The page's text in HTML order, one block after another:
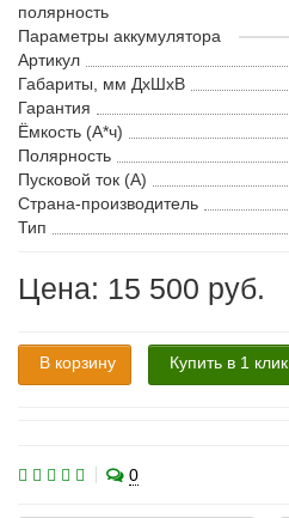
полярность
Параметры аккумулятора
Артикул
Габариты, мм ДхШхВ
Гарантия
Ёмкость (А*ч)
Полярность
Пусковой ток (А)
Страна-производитель
Тип
Цена: 15 500 руб.
В корзину Купить в 1 клик
0